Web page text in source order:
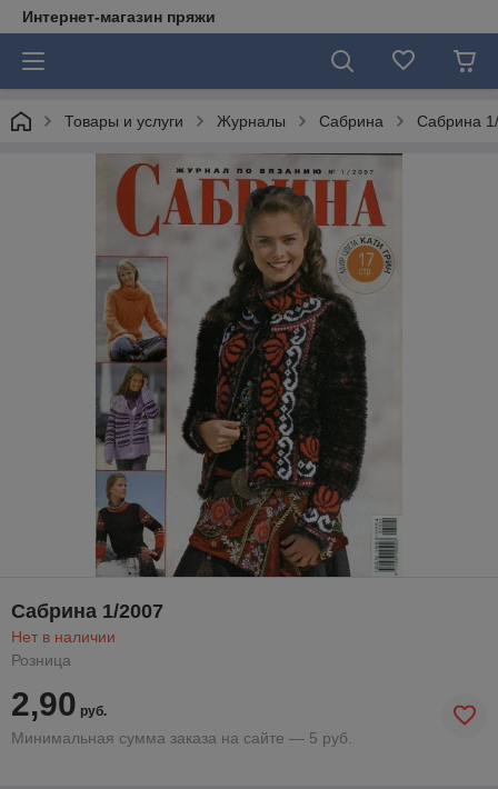
Интернет-магазин пряжи
Товары и услуги Журналы Сабрина Сабрина
Сабрина 1/2007
Нет в наличии
Розница
2,90 руб.
Минимальная сумма заказа на сайте — 5 руб.